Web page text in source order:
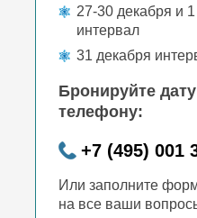
27-30 декабря и
интервал
31 декабря
Бронируйте
телефону:
+7 (495) 001
Или заполните
на все ваши